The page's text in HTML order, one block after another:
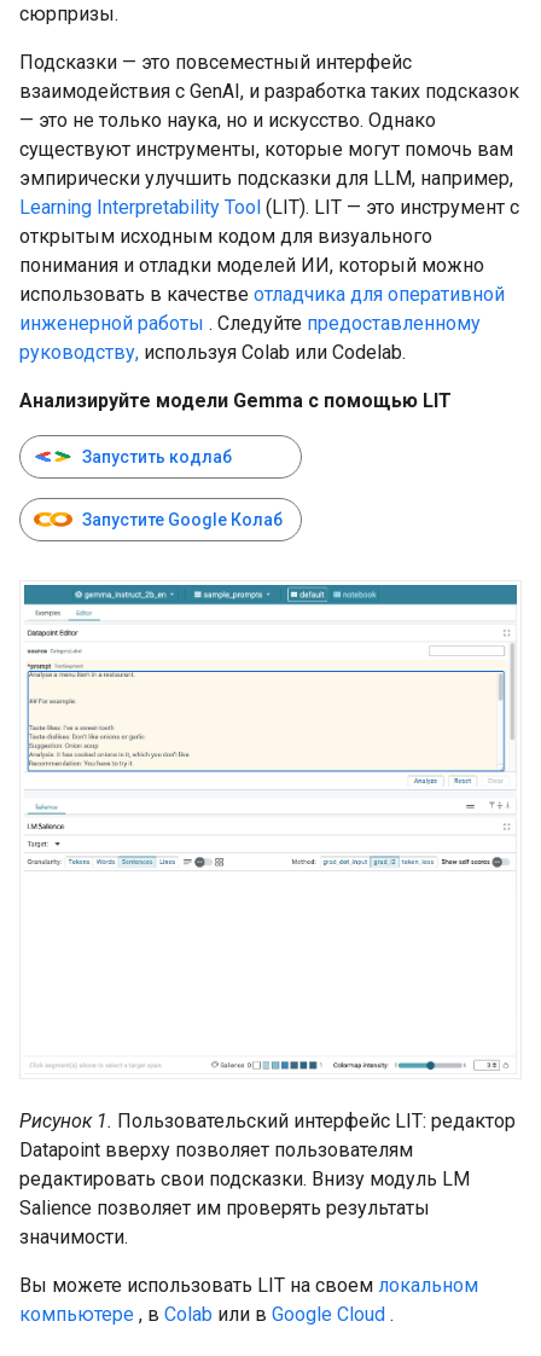
сюрпризы.
Подсказки — это повсеместный интерфейс
взаимодействия с GenAI, и разработка таких подсказок
— это не только наука, но и искусство. Однако
существуют инструменты, которые могут помочь вам
эмпирически улучшить подсказки для LLM, например,
Learning Interpretability Tool (LIT). LIT — это инструмент с
открытым исходным кодом для визуального
понимания и отладки моделей ИИ, который можно
использовать в качестве отладчика для оперативной
инженерной работы . Следуйте предоставленному
руководству, используя Colab или Codelab.
Анализируйте модели Gemma с помощью LIT
Запустить кодлаб
Запустите Google Колаб
Рисунок 1. Пользовательский интерфейс LIT: редактор
Datapoint вверху позволяет пользователям
редактировать свои подсказки. Внизу модуль LM
Salience позволяет им проверять результаты
значимости.
Вы можете использовать LIT на своем локальном
компьютере , в Colab или в Google Cloud .